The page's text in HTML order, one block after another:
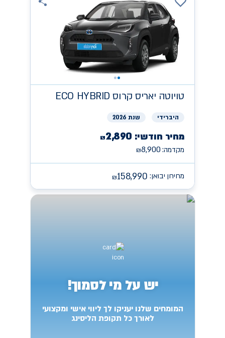
טויוטה יאריס קרוס ECO HYBRID
היברידי שנת 2026
מחיר חודשי: ₪2,890
מקדמה: ₪8,900
מחירון יבואן: ₪158,990
יש על מי לסמוך!
המומחים שלנו יעניקו לך ליווי אישי ומקצועי
לאורך כל תקופת הליסינג